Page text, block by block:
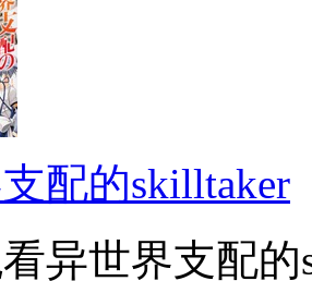
配的skilltaker
异世界支配